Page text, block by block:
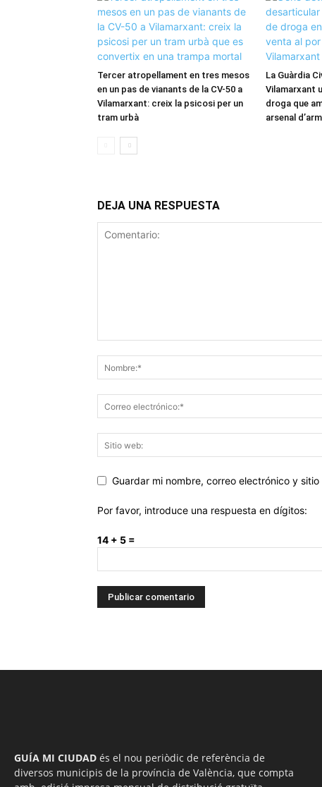
Tercer atropellament en tres mesos
en un pas de vianants de la CV-50 a
Vilamarxant: creix la psicosi per un
tram urbà
La Guàrdia
Vilamarxant
droga que
arsenal
DEJA UNA RESPUESTA
Guardar mi nombre, correo electrónico y
Por favor, introduce una respuesta en dígitos:
14 + 5 =
GUÍA MI CIUDAD és el nou periòdic de referència de
diversos municipis de la província de València, que compta